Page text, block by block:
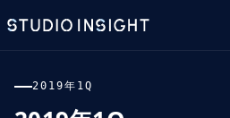
2019年1Q